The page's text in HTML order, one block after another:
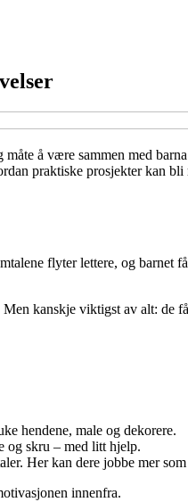
å være sammen med
praktiske prosjekter kan
flyter lettere, og barnet
kanskje viktigst av alt: de
hendene, male og dekorere.
og skru – med litt hjelp.
Her kan dere jobbe mer
innenfra.